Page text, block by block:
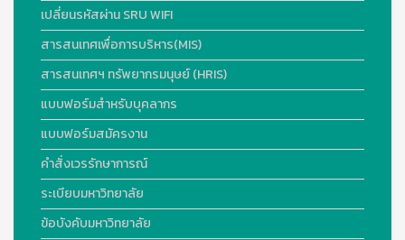
เปลี่ยนรหัสผ่าน SRU WIFI
สารสนเทศเพื่อการบริหาร(MIS)
สารสนเทศฯ ทรัพยากรมนุษย์ (HRIS)
แบบฟอร์มสำหรับบุคลากร
แบบฟอร์มสมัครงาน
คำสั่งเวรรักษาการณ์
ระเบียบมหาวิทยาลัย
ข้อบังคับมหาวิทยาลัย